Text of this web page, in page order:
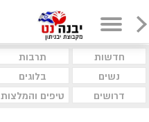
חדשות תרבות
נשים
בלוגים
דרושים
טיפים והמלצות